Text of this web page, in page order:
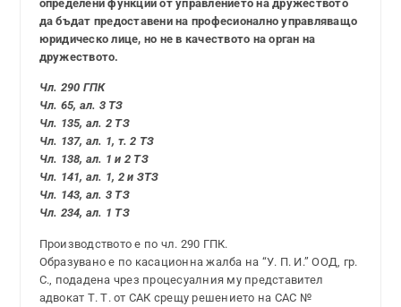
определени функции от управлението на дружеството
да бъдат предоставени на професионално управляващо
юридическо лице, но не в качеството на орган на
дружеството.
Чл. 290 ГПК
Чл. 65, ал. 3 ТЗ
Чл. 135, ал. 2 ТЗ
Чл. 137, ал. 1, т. 2 ТЗ
Чл. 138, ал. 1 и 2 ТЗ
Чл. 141, ал. 1, 2 и ЗТЗ
Чл. 143, ал. 3 ТЗ
Чл. 234, ал. 1 ТЗ
Производството е по чл. 290 ГПК.
Образувано е по касационна жалба на “У. П. И.” ООД, гр.
С., подадена чрез процесуалния му представител
адвокат Т. Т. от САК срещу решението на САС №